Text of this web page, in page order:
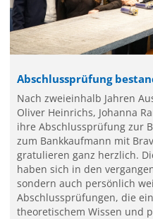
Abschlussprüfung
Nach zweieinhalb Jahren
Oliver Heinrichs, Johanna
ihre Abschlussprüfung zur
zum Bankkaufmann mit
gratulieren ganz herzlich.
haben sich in den
sondern auch persönlich
Abschlussprüfungen, die
theoretischem Wissen und